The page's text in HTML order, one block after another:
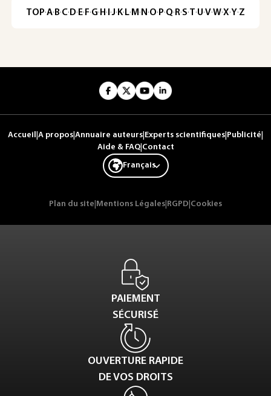
TOP·A·B·C·D·E·F·G·H·I·J·K·L·M·N·O·P·Q·R·S·T·U·V·W·X·Y·Z
Accueil A propos Annuaire auteurs Experts scientifiques Publicité
Aide & FAQ| Contact
Français
Plan du site Mentions Légales RGPD Cookies
PAIEMENT
SÉCURISÉ
OUVERTURE RAPIDE
DE VOS DROITS